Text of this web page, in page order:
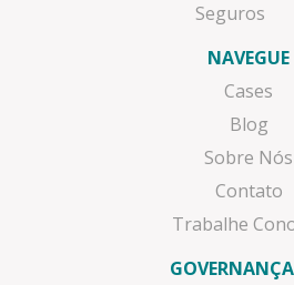
Seguros
NAVEGUE
Cases
Blog
Sobre Nós
Contato
Trabalhe